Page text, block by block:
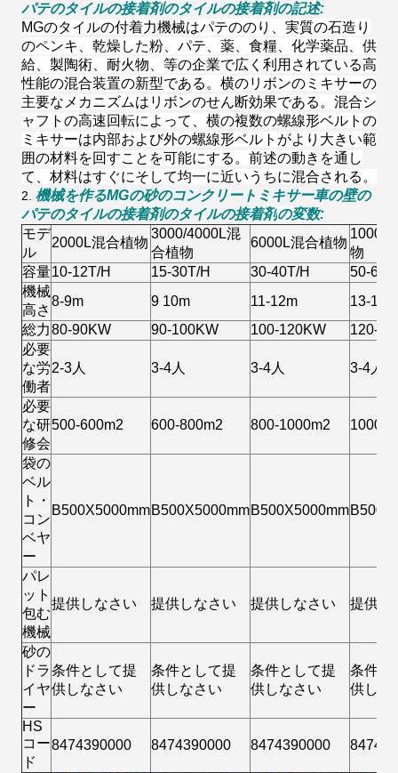
パテのタイルの接着剤のタイルの接着剤の記述:
MGのタイルの付着力機械はパテののり、実質の石造り
のペンキ、乾燥した粉、パテ、薬、食糧、化学薬品、供
給、製陶術、耐火物、等の企業で広く利用されている高
性能の混合装置の新型である。 横のリボンのミキサーの
主要なメカニズムはリボンのせん断効果である。混合シ
ャフトの高速回転によって、横の複数の螺線形ベルトの
ミキサーは内部および外の螺線形ベルトがより大きい範
囲の材料を回すことを可能にする。前述の動きを通し
て、材料はすぐにそして均一に近いうちに混合される。
2. 機械を作るMGの砂のコンクリートミキサー車の壁の
パテのタイルの接着剤のタイルの接着剤の変数:
モデ
ル
2000L混合植物
3000/4000L混
合植物
6000L混合植物
物
容量10-12T/H 15-30T/H 30-40T/H
50-
機械
高さ
8-9m 9 10m 11-12m
13-15m
総力80-90KW 90-100KW 100-120KW
120-
必要
な労
働者
2-3人 3-4人 3-4人 3-4人
必要
な研
修会
500-600m2 600-800m2 800-1000m2 1000-
袋の
ベル
ト・
コン
ベヤ
ー
B500X5000mmB500X5000mmB500X5000mm
パレ
ット
包む
機械
提供しなさい 提供しなさい 提供しなさい 提供し
砂の
ドラ
イヤ
ー
条件として提
供しなさい
条件として提
供しなさい
条件として提
供しなさい
条件と
供しな
HS
コー
ド
8474390000 8474390000 8474390000